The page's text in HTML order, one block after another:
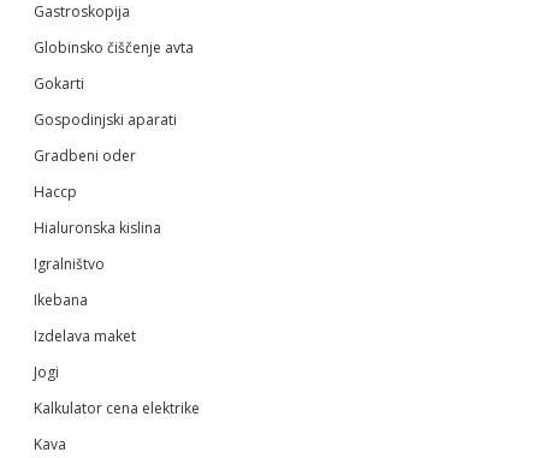
Gastroskopija
Globinsko čiščenje avta
Gokarti
Gospodinjski aparati
Gradbeni oder
Haccp
Hialuronska kislina
Igralništvo
Ikebana
Izdelava maket
Jogi
Kalkulator cena elektrike
Kava